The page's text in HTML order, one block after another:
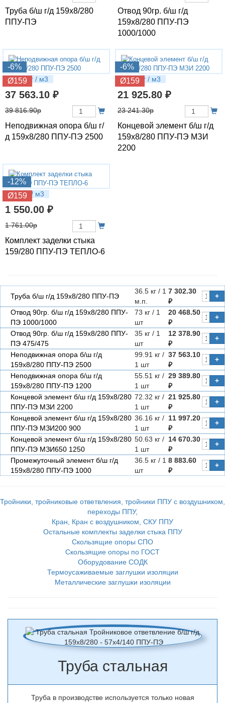
Труба б/ш г/д 159х8/280
ППУ-ПЭ
Отвод 90гр. б/ш г/д
159х8/280 ППУ-ПЭ
1000/1000
-6%
Ø159
99.91 кг / м3
37 563.10 ₽
39 816.90р
Неподвижная опора б/ш г/
д 159х8/280 ППУ-ПЭ 2500
-6%
Ø159
72.32 кг / м3
21 925.80 ₽
23 241.30р
Концевой элемент б/ш г/д
159х8/280 ППУ-ПЭ МЗИ
2200
-12%
Ø159
3.79 кг / м3
1 550.00 ₽
1 761.00р
Комплект заделки стыка
159/280 ППУ-ПЭ ТЕПЛО-6
Труба б/ш г/д 159х8/280 ППУ-ПЭ
36.5 кг / 1
м.п.
7 302.30
₽
+
Отвод 90гр. б/ш г/д 159х8/280 ППУ-
ПЭ 1000/1000
73 кг / 1
шт
20 468.50
₽
+
Отвод 90гр. б/ш г/д 159х8/280 ППУ-
ПЭ 475/475
35 кг / 1
шт
12 378.90
₽
+
Неподвижная опора б/ш г/д
159х8/280 ППУ-ПЭ 2500
99.91 кг /
1 шт
37 563.10
₽
+
Неподвижная опора б/ш г/д
159х8/280 ППУ-ПЭ 1200
55.51 кг /
1 шт
29 389.80
₽
+
Концевой элемент б/ш г/д 159х8/280
ППУ-ПЭ МЗИ 2200
72.32 кг /
1 шт
21 925.80
₽
+
Концевой элемент б/ш г/д 159х8/280
ППУ-ПЭ МЗИ200 900
36.16 кг /
1 шт
11 997.20
₽
+
Концевой элемент б/ш г/д 159х8/280
ППУ-ПЭ МЗИ650 1250
50.63 кг /
1 шт
14 670.30
₽
+
Промежуточный элемент б/ш г/д
159х8/280 ППУ-ПЭ 1000
36.5 кг / 1
шт
8 883.60
₽
+
Тройники, тройниковые ответвления, тройники ППУ с воздушником,
переходы ППУ,
Кран, Кран с воздушником, СКУ ППУ
Остальные комплекты заделки стыка ППУ
Скользящие опоры СПО
Скользящие опоры по ГОСТ
Оборудование СОДК
Термоусаживаемые заглушки изоляции
Металлические заглушки изоляции
Труба стальная
Труба в производстве используется только новая